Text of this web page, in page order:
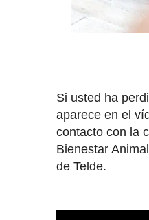
Si usted ha
aparece en el
contacto con la
Bienestar
de Telde.